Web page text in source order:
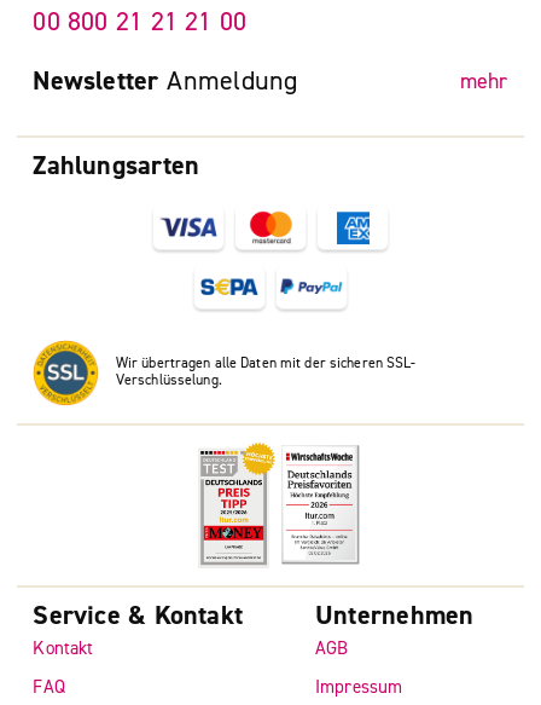
Zahlungsarten
Wir übertragen alle Daten mit der sicheren SSL-
Verschlüsselung.
00 800 21 21 21 00
Newsletter Anmeldung mehr
Service & Kontakt
Kontakt
FAQ
Unternehmen
AGB
Impressum